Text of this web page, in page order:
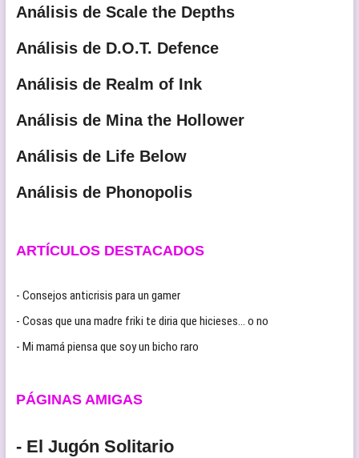
Análisis de Scale the Depths
Análisis de D.O.T. Defence
Análisis de Realm of Ink
Análisis de Mina the Hollower
Análisis de Life Below
Análisis de Phonopolis
ARTÍCULOS DESTACADOS
- Consejos anticrisis para un gamer
- Cosas que una madre friki te diria que hicieses… o no
- Mi mamá piensa que soy un bicho raro
PÁGINAS AMIGAS
- El Jugón Solitario